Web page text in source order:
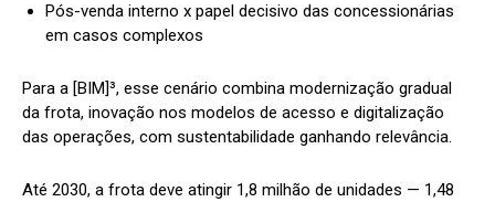
Pós-venda interno x papel decisivo das concessionárias
em casos complexos
Para a [BIM]³, esse cenário combina modernização gradual
da frota, inovação nos modelos de acesso e digitalização
das operações, com sustentabilidade ganhando relevância.
Até 2030, a frota deve atingir 1,8 milhão de unidades — 1,48